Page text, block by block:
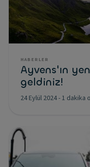
HABERLER
Ayvens'ın
geldiniz!
24 Eylül 2024- 1 dakika